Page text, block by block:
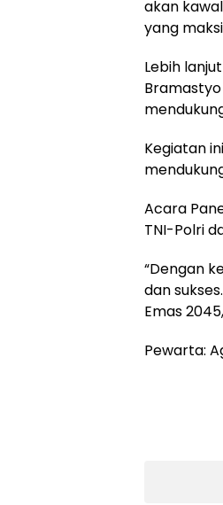
akan
yang
Lebih
Kegiatan
Acara
TNI-Polri
“Dengan
dan
Emas
Pewarta: